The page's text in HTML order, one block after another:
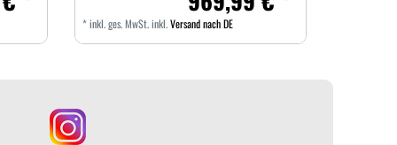
*inkl. ges. MwSt.inkl.Versand nach DE